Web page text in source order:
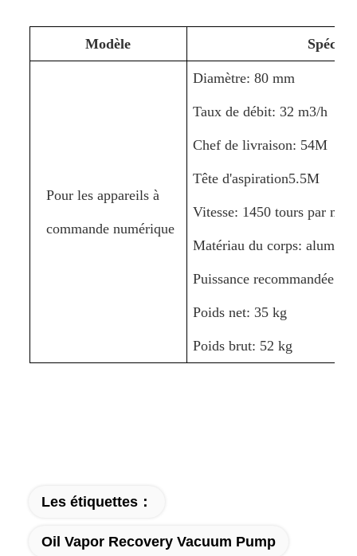
Modèle
Pour les appareils à
commande numérique
Diamètre: 80 mm
Taux de débit: 32 m3/h
Chef de livraison: 54M
Tête d'aspiration5.5M
Vitesse: 1450 tours par
Matériau du corps:
Puissance recommandée:
Poids net: 35 kg
Poids brut: 52 kg
Les étiquettes：
Oil Vapor Recovery Vacuum Pump